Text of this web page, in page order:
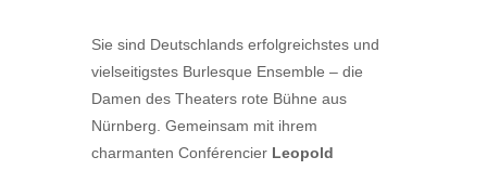
Sie sind Deutschlands erfolgreichstes und
vielseitigstes Burlesque Ensemble – die
Damen des Theaters rote Bühne aus
Nürnberg. Gemeinsam mit ihrem
charmanten Conférencier Leopold